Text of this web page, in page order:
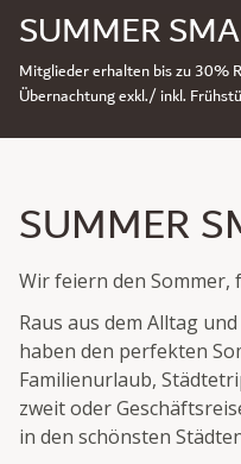
SUMMER
Mitglieder erhalten bis zu 30%
Übernachtung exkl./ inkl.
SUMMER
Wir feiern den Sommer,
Raus aus dem Alltag
haben den perfekten
Familienurlaub,
zweit oder
in den schönsten